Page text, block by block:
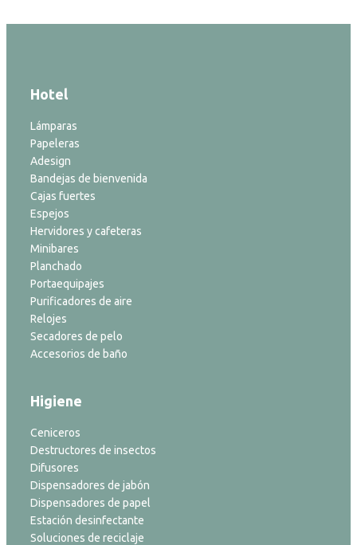
Hotel
Lámparas
Papeleras
Adesign
Bandejas de bienvenida
Cajas fuertes
Espejos
Hervidores y cafeteras
Minibares
Planchado
Portaequipajes
Purificadores de aire
Relojes
Secadores de pelo
Accesorios de baño
Higiene
Ceniceros
Destructores de insectos
Difusores
Dispensadores de jabón
Dispensadores de papel
Estación desinfectante
Soluciones de reciclaje